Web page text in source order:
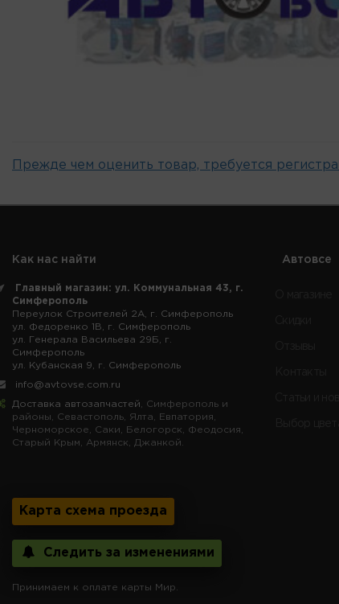
Прежде чем оценить товар, требуется
Как нас найти
Главный магазин: ул. Коммунальная 43, г.
Симферополь
Переулок Строителей 2А, г. Симферополь
ул. Федоренко 1В, г. Симферополь
ул. Генерала Васильева 29Б, г.
Симферополь
ул. Кубанская 9, г. Симферополь
info@avtovse.com.ru
Доставка автозапчастей , Симферополь и
районы, Севастополь, Ялта, Евпатория,
Черноморское, Саки, Белогорск, Феодосия,
Старый Крым, Армянск, Джанкой.
Карта схема проезда
Следить за изменениями
Принимаем к оплате карты Мир.
Автовсе